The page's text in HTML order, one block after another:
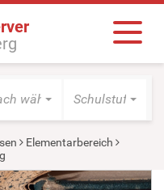
wählen Schulstufe
Elementarbereich